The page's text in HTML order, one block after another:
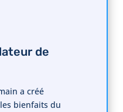
de
a créé
bienfaits du